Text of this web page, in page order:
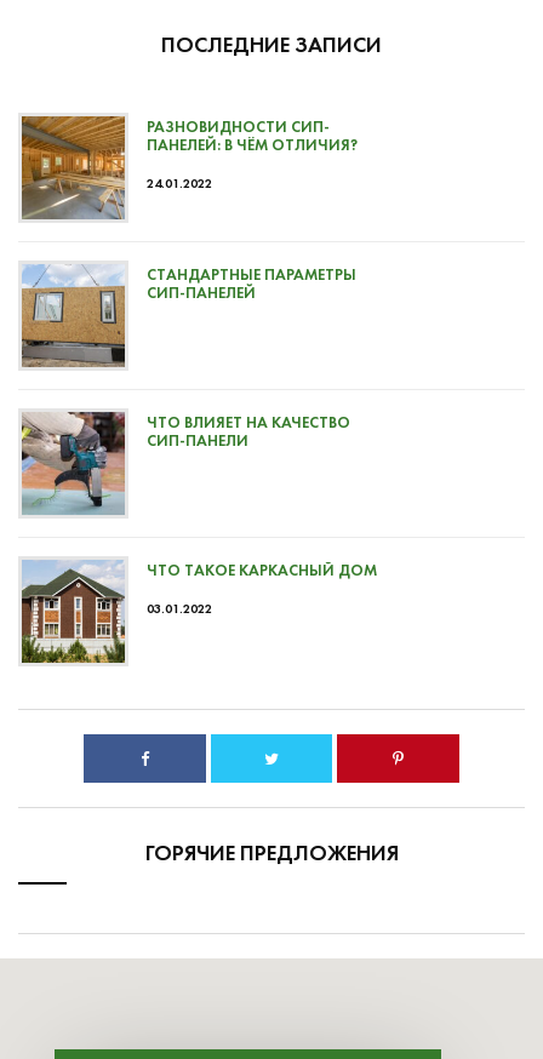
ПОСЛЕДНИЕ ЗАПИСИ
РАЗНОВИДНОСТИ СИП-
ПАНЕЛЕЙ: В ЧЁМ ОТЛИЧИЯ?
24.01.2022
СТАНДАРТНЫЕ ПАРАМЕТРЫ
СИП-ПАНЕЛЕЙ
ЧТО ВЛИЯЕТ НА КАЧЕСТВО
СИП-ПАНЕЛИ
ЧТО ТАКОЕ КАРКАСНЫЙ ДОМ
03.01.2022
ГОРЯЧИЕ ПРЕДЛОЖЕНИЯ